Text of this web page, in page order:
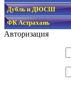
Дубль и ДЮСШ
ФК Астрахань
Авторизация